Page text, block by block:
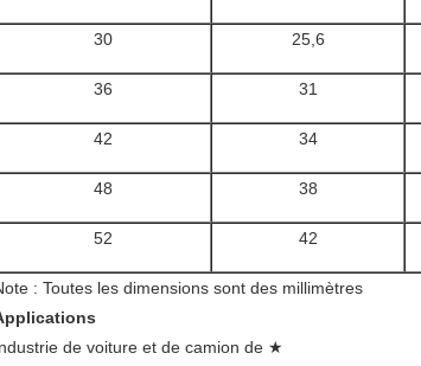
30 25,6
36 31
42 34
48 38
52 42
: Toutes les dimensions sont des millimètres
de voiture et de camion de ★